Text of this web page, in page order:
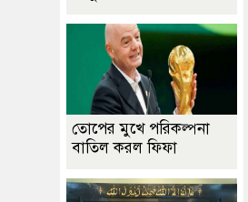
তোপের মুখে পরিকল্পনা
বাতিল করল ফিফা